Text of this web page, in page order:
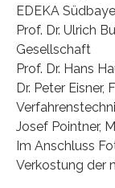
EDEKA
Prof. Dr. Ulrich
Gesellschaft
Prof. Dr. Hans
Dr. Peter
Josef Pointner,
Im Anschluss
Verkostung der